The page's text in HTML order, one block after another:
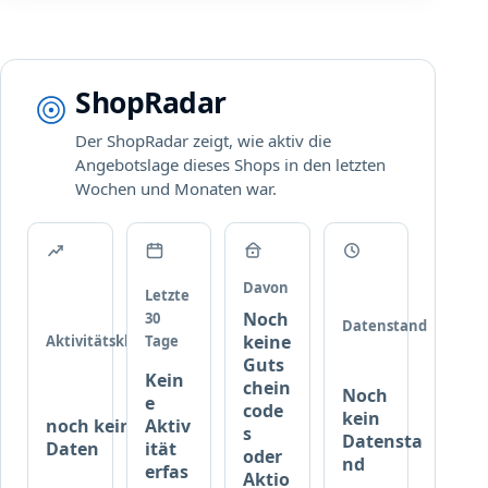
e
c
h
!
b
a
r
.
R
I
T
Y
P
r
ShopRadar
Der ShopRadar zeigt, wie aktiv die
Angebotslage dieses Shops in den letzten
Wochen und Monaten war.
Aktivitätsklasse
noch keine
Daten
Letzte
30
Tage
Kein
e
Aktiv
ität
erfas
Davon
Noch
keine
Guts
chein
code
s
oder
Aktio
Datenstand
Noch
kein
Datensta
nd